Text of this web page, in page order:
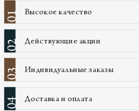
01 Высокое качество
02 Действующие акции
03 Индивидуальные заказы
04 Доставка и оплата